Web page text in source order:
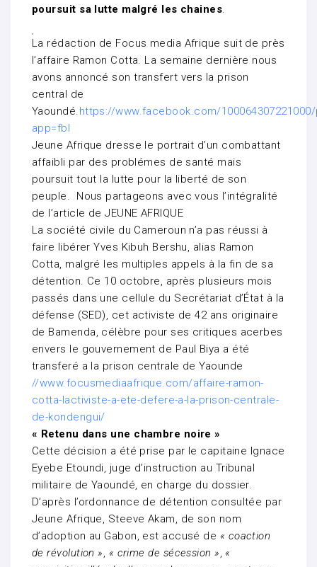
poursuit sa lutte malgré les chaines.
La rédaction de Focus media Afrique suit de près
l’affaire Ramon Cotta. La semaine dernière nous
avons annoncé son transfert vers la prison
central de
Yaoundé.https://www.facebook.com/100064307221000/
app=fbl
Jeune Afrique dresse le portrait d’un combattant
affaibli par des problémes de santé mais
poursuit tout la lutte pour la liberté de son
peuple. Nous partageons avec vous l’intégralité
de l’article de JEUNE AFRIQUE
La société civile du Cameroun n’a pas réussi à
faire libérer Yves Kibuh Bershu, alias Ramon
Cotta, malgré les multiples appels à la fin de sa
détention. Ce 10 octobre, après plusieurs mois
passés dans une cellule du Secrétariat d’État à la
défense (SED), cet activiste de 42 ans originaire
de Bamenda, célèbre pour ses critiques acerbes
envers le gouvernement de Paul Biya a été
transferé a la prison centrale de Yaounde
//www.focusmediaafrique.com/affaire-ramon-
cotta-lactiviste-a-ete-defere-a-la-prison-centrale-
de-kondengui/
« Retenu dans une chambre noire »
Cette décision a été prise par le capitaine Ignace
Eyebe Etoundi, juge d’instruction au Tribunal
militaire de Yaoundé, en charge du dossier.
D’après l’ordonnance de détention consultée par
Jeune Afrique, Steeve Akam, de son nom
d’adoption au Gabon, est accusé de « coaction
de révolution », « crime de sécession », «